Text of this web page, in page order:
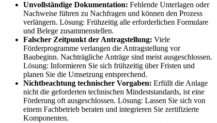
Unvollständige Dokumentation: Fehlende Unterlagen oder
Nachweise führen zu Nachfragen und können den Prozess
verlängern. Lösung: Frühzeitig alle erforderlichen Formulare
und Belege zusammenstellen.
Falscher Zeitpunkt der Antragstellung: Viele
Förderprogramme verlangen die Antragstellung vor
Baubeginn. Nachträgliche Anträge sind meist ausgeschlossen.
Lösung: Informieren Sie sich frühzeitig über Fristen und
planen Sie die Umsetzung entsprechend.
Nichtbeachtung technischer Vorgaben: Erfüllt die Anlage
nicht die geforderten technischen Mindeststandards, ist eine
Förderung oft ausgeschlossen. Lösung: Lassen Sie sich von
einem Fachbetrieb beraten und integrieren Sie zertifizierte
Komponenten.